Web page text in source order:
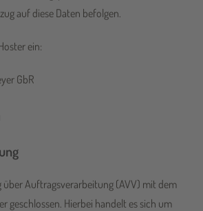
auf diese Daten befolgen.
ein:
GbR
über Auftragsverarbeitung (AVV) mit dem
geschlossen. Hierbei handelt es sich um